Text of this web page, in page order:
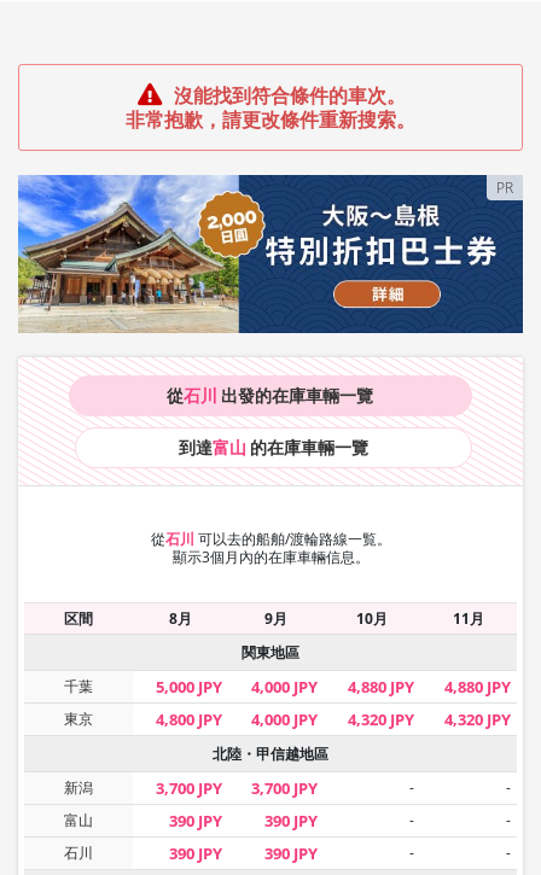
沒能找到符合條件的車次。
非常抱歉，請更改條件重新搜索。
PR
從石川 出發的在庫車輛一覽
到達富山 的在庫車輛一覽
從石川 可以去的船舶/渡輪路線一覧。
顯示3個月內的在庫車輛信息。
区間 8月 9月 10月
11月
関東地區
千葉
5,000 JPY 4,000 JPY 4,880 JPY 4,880 JPY
東京 4,800 JPY 4,000 JPY 4,320 JPY 4,320 JPY
北陸・甲信越地區
新潟
3,700 JPY 3,700 JPY -
-
富山
390 JPY 390 JPY -
-
石川
390 JPY 390 JPY -
-